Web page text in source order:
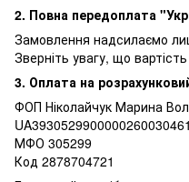
2. Повна передоплата
Замовлення надсилаємо
Зверніть увагу, що
3. Оплата на
ФОП Ніколайчук Марина
МФО 305299
Код 2878704721